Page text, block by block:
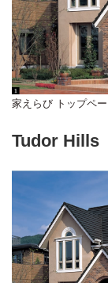
家えらび トップペ
Tudor Hills